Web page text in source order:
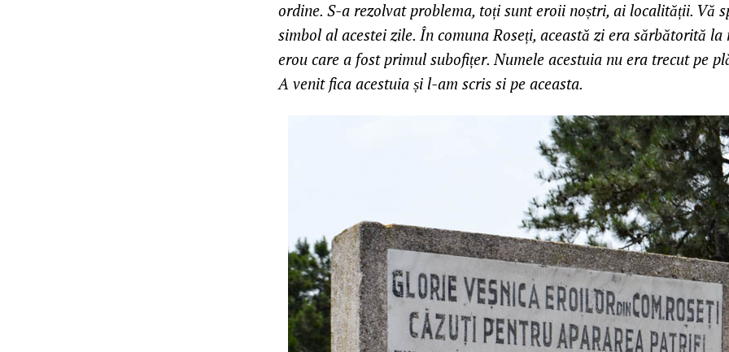
ordine. S-a rezolvat problema, toți sunt eroii noștri, ai localității. Vă
simbol al acestei zile. În comuna Roseți, această zi era sărbătorită
erou care a fost primul subofițer. Numele acestuia nu era trecut pe
A venit fica acestuia și l-am scris si pe aceasta.